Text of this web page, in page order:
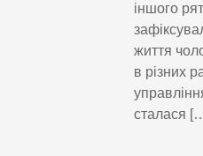
іншого
життя
в різних
сталася